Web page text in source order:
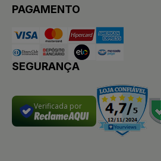
PAGAMENTO
SEGURANÇA
Verificada por